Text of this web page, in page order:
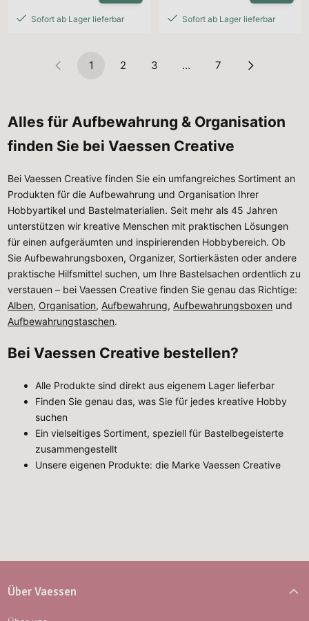
Sofort ab Lager lieferbar Sofort ab Lager lieferbar
1 2 3 … 7
Alles für Aufbewahrung & Organisation
finden Sie bei Vaessen Creative
Bei Vaessen Creative finden Sie ein umfangreiches Sortiment an
Produkten für die Aufbewahrung und Organisation Ihrer
Hobbyartikel und Bastelmaterialien. Seit mehr als 45 Jahren
unterstützen wir kreative Menschen mit praktischen Lösungen
für einen aufgeräumten und inspirierenden Hobbybereich. Ob
Sie Aufbewahrungsboxen, Organizer, Sortierkästen oder andere
praktische Hilfsmittel suchen, um Ihre Bastelsachen ordentlich zu
verstauen – bei Vaessen Creative finden Sie genau das Richtige:
Alben, Organisation,Aufbewahrung,Aufbewahrungsboxen und
Aufbewahrungstaschen.
Bei Vaessen Creative bestellen?
Alle Produkte sind direkt aus eigenem Lager lieferbar
Finden Sie genau das, was Sie für jedes kreative Hobby
suchen
Ein vielseitiges Sortiment, speziell für Bastelbegeisterte
zusammengestellt
Unsere eigenen Produkte: die Marke Vaessen Creative
Über Vaessen